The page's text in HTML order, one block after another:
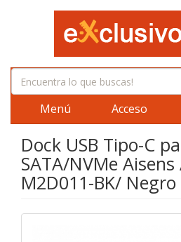
Menú Acceso
Dock USB Tipo-C
SATA/NVMe Aisens
M2D011-BK/ Negro